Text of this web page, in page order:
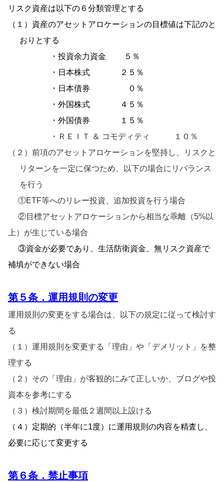
リスク資産は以下の６分類管理とする
（１） 資産のアセットアロケーションの目標値は下記のと
おりとする
・投資余力資金 ５％
・日本株式
２５％
・日本債券 ０％
・外国株式 ４５％
・外国債券 １５％
・ＲＥＩＴ ＆ コモディティ １０％
（２）前項のアセットアロケーションを堅持し、リスクと
リターンを一定に保つため、以下の場合にリバランス
を行う
①ETF等へのリレー投資、追加投資を行う場合
②目標アセットアロケーションから相当な乖離（5%以
上）が生じている場合
③資金が必要であり、生活防衛資金、無リスク資産で
補填ができない場合
第 ５条．運用規則の変更
運用規則の変更をする場合は、以下の規定に従って検討す
る
（１）運用規則を変更する「理由」や「デメリット」を整
理する
（２）その「理由」が客観的にみて正しいか、ブログや投
資本を参考にする
（３）検討期間を最低２週間以上設ける
（４）定期的（半年に1度）に運用規則の内容を精査し、
必要に応じて変更する
第 ６条．禁止事項